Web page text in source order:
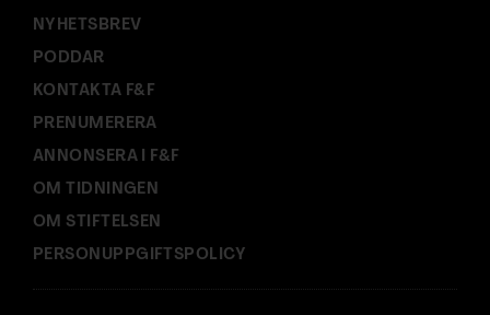
NYHETSBREV
PODDAR
KONTAKTA F&F
PRENUMERERA
ANNONSERA I F&F
OM TIDNINGEN
OM STIFTELSEN
PERSONUPPGIFTSPOLICY